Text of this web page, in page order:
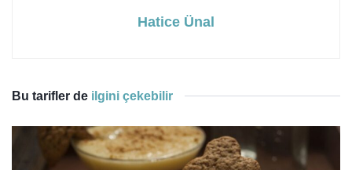
Hatice Ünal
Bu tarifler de ilgini çekebilir